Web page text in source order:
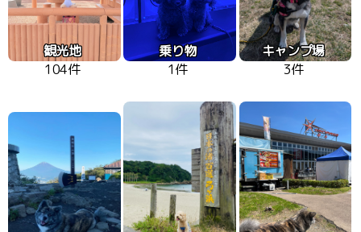
観光地
104件
乗り物
1件
キャンプ場
3件